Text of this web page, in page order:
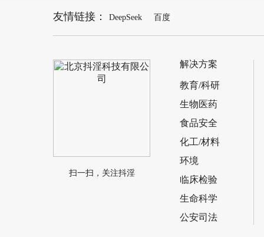
友情链接： DeepSeek 百度
扫一扫，关注抖淫
解决方案
教育/科研
生物医药
食品安全
化工/材料
环境
临床检验
生命科学
公安司法